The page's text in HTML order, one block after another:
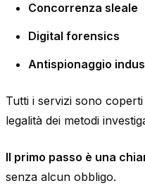
Concorrenza sleale
Digital forensics
Antispionaggio
Tutti i servizi sono
legalità dei metodi
Il primo passo è una
senza alcun obbligo.